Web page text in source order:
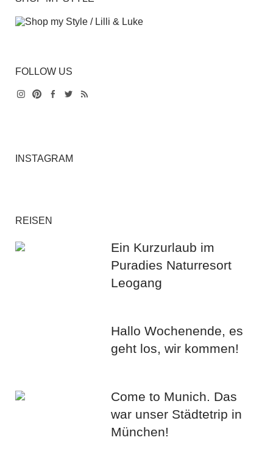
FOLLOW US
INSTAGRAM
REISEN
Ein Kurzurlaub im
Puradies Naturresort
Leogang
Hallo Wochenende, es
geht los, wir kommen!
Come to Munich. Das
war unser Städtetrip in
München!